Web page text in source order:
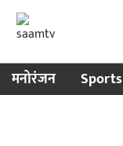
मनोरंजन Sports